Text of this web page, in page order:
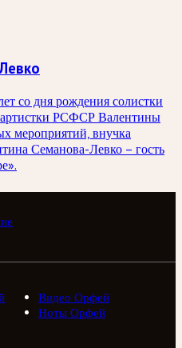
со дня рождения солистки
артистки РСФСР Валентины
мероприятий, внучка
Семанова-Левко – гость
Видео Орфей
Ноты Орфей